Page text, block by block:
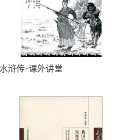
水浒传-课外讲堂